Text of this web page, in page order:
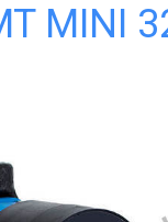
MINI